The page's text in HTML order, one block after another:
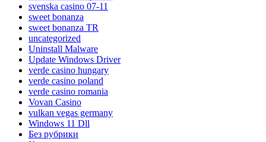
svenska casino 07-11
sweet bonanza
sweet bonanza TR
uncategorized
Uninstall Malware
Update Windows Driver
verde casino hungary
verde casino poland
verde casino romania
Vovan Casino
vulkan vegas germany
Windows 11 Dll
Без рубрики